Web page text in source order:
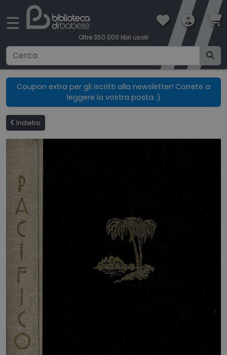
☰
Oltre 350.000 libri usati
Ricerca avanzata
CONDIZIONI DI VENDITA
BOOKLOVERS CARD
SPEDIZIONI
CONTATTI
HOME
BLOG
CHI SIAMO
OUTLET
NEWSLETTER
Coupon extra per gli iscritti alla newsletter! Correte a
leggere la vostra posta :)
Indietro